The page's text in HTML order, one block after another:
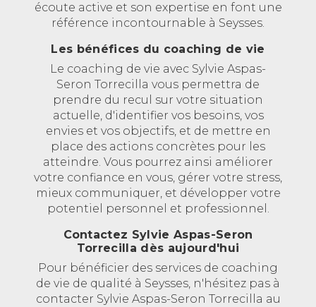
écoute active et son expertise en font une
référence incontournable à Seysses.
Les bénéfices du coaching de vie
Le coaching de vie avec Sylvie Aspas-
Seron Torrecilla vous permettra de
prendre du recul sur votre situation
actuelle, d'identifier vos besoins, vos
envies et vos objectifs, et de mettre en
place des actions concrètes pour les
atteindre. Vous pourrez ainsi améliorer
votre confiance en vous, gérer votre stress,
mieux communiquer, et développer votre
potentiel personnel et professionnel.
Contactez Sylvie Aspas-Seron
Torrecilla dès aujourd'hui
Pour bénéficier des services de coaching
de vie de qualité à Seysses, n'hésitez pas à
contacter Sylvie Aspas-Seron Torrecilla au